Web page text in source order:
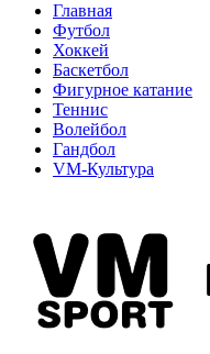
Главная
Футбол
Хоккей
Баскетбол
Фигурное катание
Теннис
Волейбол
Гандбол
VM-Культура